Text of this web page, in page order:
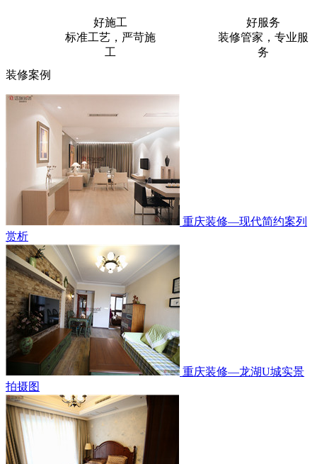
好施工
标准工艺，严苛施
工
好服务
装修管家，专业服
务
装修案例
重庆装修—现代简约案列
赏析
重庆装修—龙湖U城实景
拍摄图